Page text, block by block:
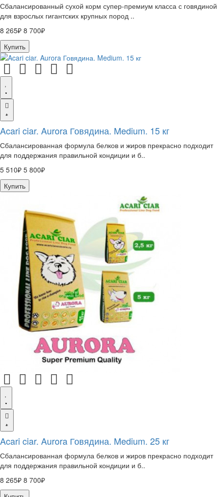
Сбалансированный сухой корм супер-премиум класса с говядиной
для взрослых гигантских крупных пород ..
8 265₽ 8 700₽
Купить
Acari ciar. Aurora Говядина. Medium. 15 кг
Сбалансированная формула белков и жиров прекрасно подходит
для поддержания правильной кондиции и б..
5 510₽ 5 800₽
Купить
Acari ciar. Aurora Говядина. Medium. 25 кг
Сбалансированная формула белков и жиров прекрасно подходит
для поддержания правильной кондиции и б..
8 265₽ 8 700₽